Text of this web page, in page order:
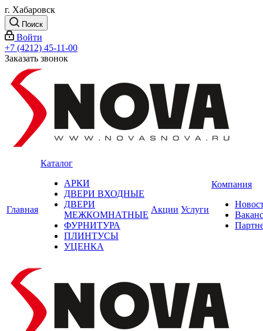
г. Хабаровск
Поиск
Войти
+7 (4212) 45-11-00
Заказать звонок
Главная
Каталог
АРКИ
ДВЕРИ ВХОДНЫЕ
ДВЕРИ
МЕЖКОМНАТНЫЕ
ФУРНИТУРА
ПЛИНТУСЫ
УЦЕНКА
Акции Услуги
Компания